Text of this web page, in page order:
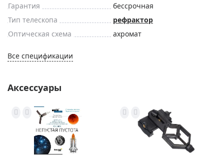
Гарантия
бессрочная
Тип телескопа
рефрактор
Оптическая схема
ахромат
Все спецификации
Аксессуары